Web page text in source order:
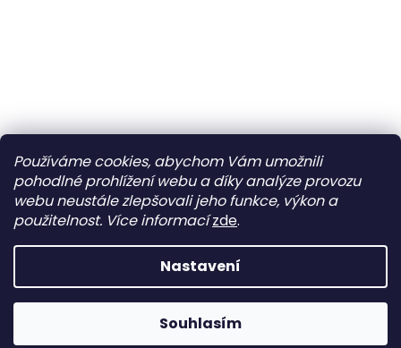
Používáme cookies, abychom Vám umožnili
pohodlné prohlížení webu a díky analýze provozu
webu neustále zlepšovali jeho funkce, výkon a
použitelnost. Více informací zde.
Nastavení
Souhlasím
Máme stále otevřeno 😊 Google aktuálně chybně zobrazuje